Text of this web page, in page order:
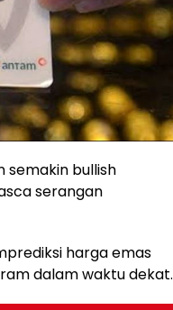
semakin bullish
serangan
harga emas
dalam waktu dekat.